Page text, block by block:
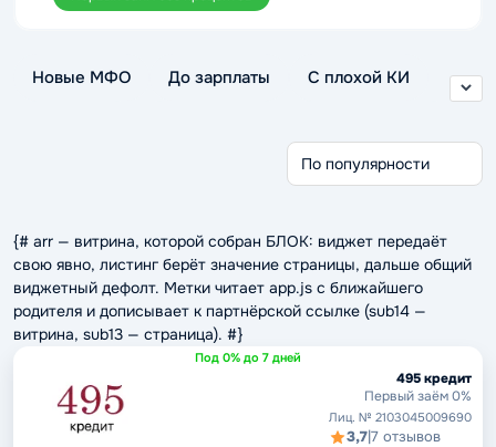
Новые МФО До зарплаты С плохой КИ
Срочные займы
{# arr — витрина, которой собран БЛОК: виджет передаёт
свою явно, листинг берёт значение страницы, дальше общий
виджетный дефолт. Метки читает app.js с ближайшего
родителя и дописывает к партнёрской ссылке (sub14 —
витрина, sub13 — страница). #}
Под 0% до 7 дней
495 кредит
Первый заём 0%
Лиц. № 2103045009690
3,7|7 отзывов